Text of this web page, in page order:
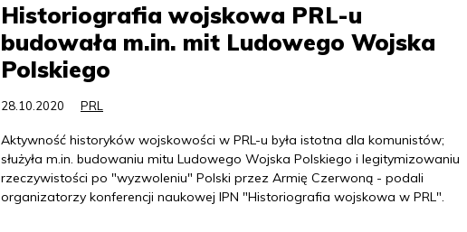
Historiografia wojskowa PRL-u
budowała m.in. mit Ludowego Wojska
Polskiego
28.10.2020 PRL
Aktywność historyków wojskowości w PRL-u była istotna dla komunistów;
służyła m.in. budowaniu mitu Ludowego Wojska Polskiego i legitymizowaniu
rzeczywistości po "wyzwoleniu" Polski przez Armię Czerwoną - podali
organizatorzy konferencji naukowej IPN "Historiografia wojskowa w PRL".